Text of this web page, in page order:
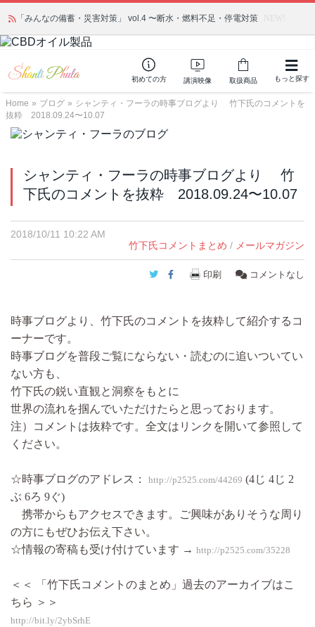
「みんなの備蓄・災害対策」 vol.4 〜断水・燃料不足・停電対策 NEW!
初めての方 講演映像 取扱商品 もっと探す
Home » ブログ » シャンティ・フーラの時事ブログより 竹下氏のコメントを
抜粋 2018.09.24〜10.07
シャンティ・フーラの時事ブログより 竹
下氏のコメントを抜粋 2018.09.24〜10.07
2018/10/11 10:22 AM
竹下氏コメントまとめ / メールマガジン
Twitter
Facebook
印刷 コメントなし
時事ブログより、竹下氏のコメントを抜粋して紹介するコ
ーナーです。
時事ブログを普段ご覧にならない・読むのに追いついてい
ない方も、
竹下氏の鋭い直観と洞察をもとに
世界の流れを掴んでいただけたらと思っております。
注）コメントは抜粋です。全文はリンクを開いて参照して
ください。
☆時事ブログのアドレス： http://p2525.com/44269 (4じ 4じ 2
ぶ 6ろ 9ぐ)
携帯からもアクセスできます。ご興味がありそうな周り
の方にもぜひお伝え下さい。
☆情報の寄稿も受け付けています → http://p2525.com/35228
＜＜ 「竹下氏コメントのまとめ」過去のアーカイブはこ
ちら ＞＞
http://bit.ly/2ybSrhE